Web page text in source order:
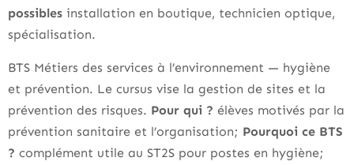
possibles installation en boutique, technicien optique,
spécialisation.
BTS Métiers des services à l’environnement — hygiène
et prévention. Le cursus vise la gestion de sites et la
prévention des risques. Pour qui ? élèves motivés par la
prévention sanitaire et l’organisation; Pourquoi ce BTS
? complément utile au ST2S pour postes en hygiène;